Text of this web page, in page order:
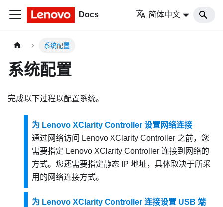
Docs 简体中文
系统配置
系统配置
完成以下过程以配置系统。
为 Lenovo XClarity Controller 设置网络连接
通过网络访问 Lenovo XClarity Controller 之前，您
需要指定 Lenovo XClarity Controller 连接到网络的
方式。您还需要指定静态 IP 地址，具体取决于所采
用的网络连接方式。
为 Lenovo XClarity Controller 连接设置 USB 端